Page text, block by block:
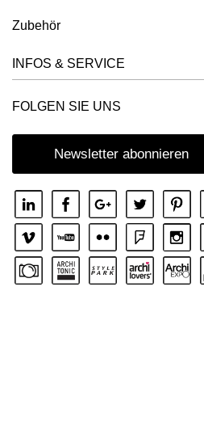
KOMMODE IOTA MID VINO
KOMMODE IOTA TV
KOMMODE IOTA WALL V
KOMMODE LINEA
KOMMODE LINEA HI
KOMMODE MENA F
KOMMODE PYRA
KOMMODE PYRA TV
Zubehör
INFOS & SERVICE
FOLGEN SIE UNS
Newsletter abonnieren